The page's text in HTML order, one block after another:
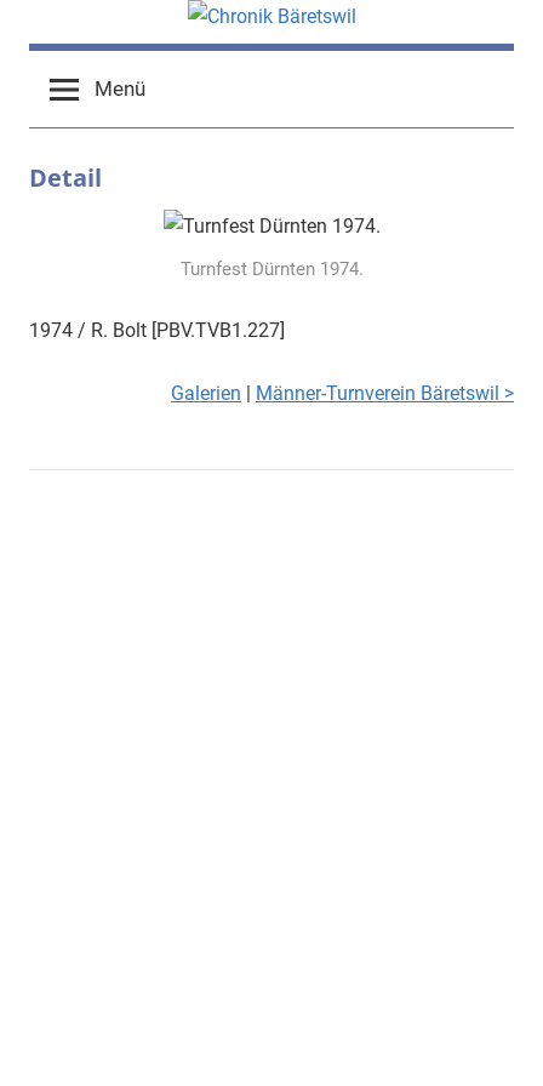
Inhalt
springenchronik-
baeretswil.ch
baeretswil.ch
Menü
Detail
Turnfest Dürnten 1974.
1974 / R. Bolt [PBV.TVB1.227]
Galerien | Männer-Turnverein Bäretswil >